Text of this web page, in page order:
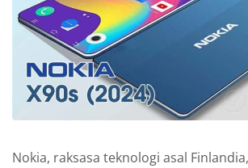
Nokia, raksasa teknologi asal